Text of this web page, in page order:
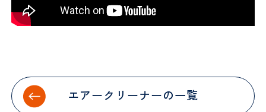
エアークリーナーの一覧